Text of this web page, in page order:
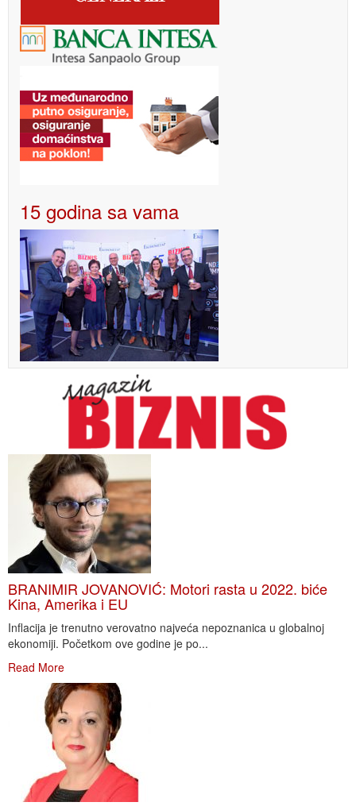
15 godina sa vama
BRANIMIR JOVANOVIĆ: Motori rasta u 2022. biće
Kina, Amerika i EU
Inflacija je trenutno verovatno najveća nepoznanica u globalnoj
ekonomiji. Početkom ove godine je po...
Read More